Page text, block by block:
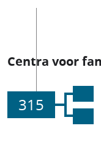
Centra voor
315